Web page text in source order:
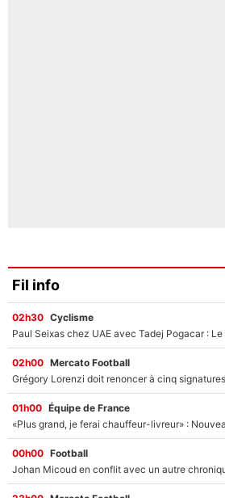
Fil info
02h30 Cyclisme
02h00 Mercato Football
01h00 Équipe de France
00h00 Football